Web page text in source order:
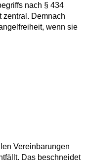
nach § 434
zentral. Demnach
wenn sie
Vereinbarungen
Das beschneidet